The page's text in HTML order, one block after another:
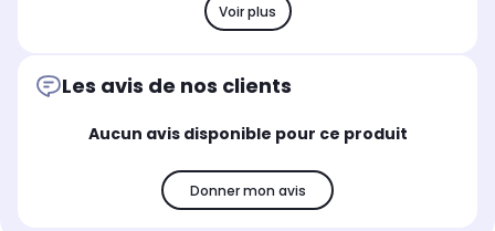
Voir plus
Les avis de nos clients
Aucun avis disponible pour ce produit
Donner mon avis